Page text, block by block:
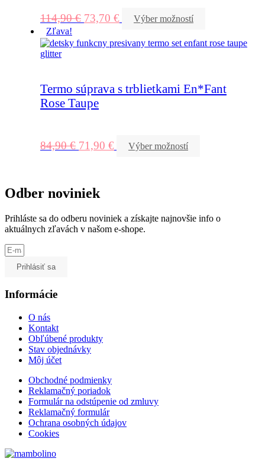
114,90€ 73,70 €
Výber možností
Zľava!
Termo súprava s trblietkami En*Fant
Rose Taupe
84,90€ 71,90 € Výber možností
Odber noviniek
Prihláste sa do odberu noviniek a získajte najnovšie info o
aktuálnych zľavách v našom e-shope.
Prihlásiť sa
Informácie
O nás
Kontakt
Obľúbené produkty
Stav objednávky
Môj účet
Obchodné podmienky
Reklamačný poriadok
Formulár na odstúpenie od zmluvy
Reklamačný formulár
Ochrana osobných údajov
Cookies